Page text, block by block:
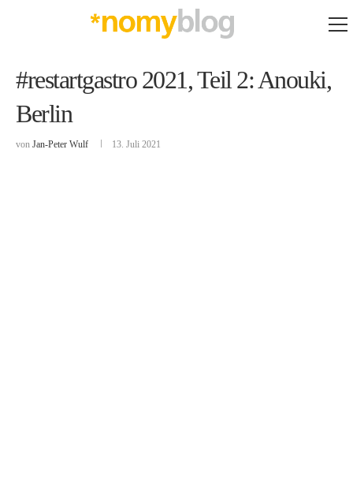
#restartgastro 2021, Teil 2: Anouki,
Berlin
von Jan-Peter Wulf 13. Juli 2021